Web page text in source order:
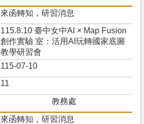
來函轉知，研習消息
115.8.10 臺中女中AI × Map Fusion
創作實驗 室：活用AI玩轉國家底圖
教學研習會
115-07-10
11
教務處
來函轉知，研習消息